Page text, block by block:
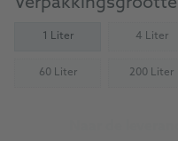
1 Liter 4 Liter
(Not
60 Liter
(Not available) 200 Liter
(Not